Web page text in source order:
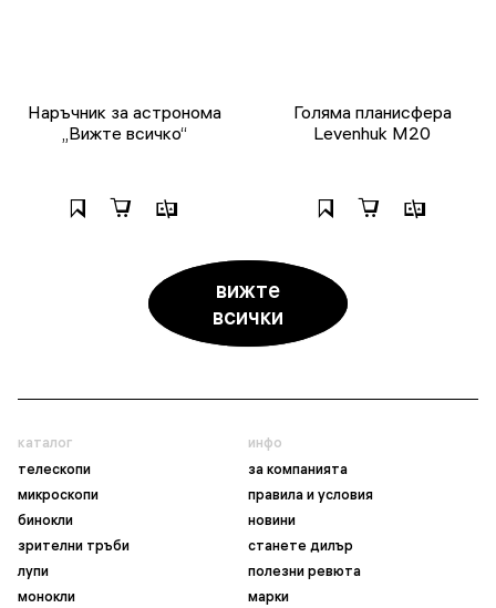
Наръчник за астронома
„Вижте всичко“
Голяма планисфера
Levenhuk M20
вижте
всички
каталог
телескопи
микроскопи
бинокли
зрителни тръби
лупи
монокли
инфо
за компанията
правила и условия
новини
станете дилър
полезни ревюта
марки